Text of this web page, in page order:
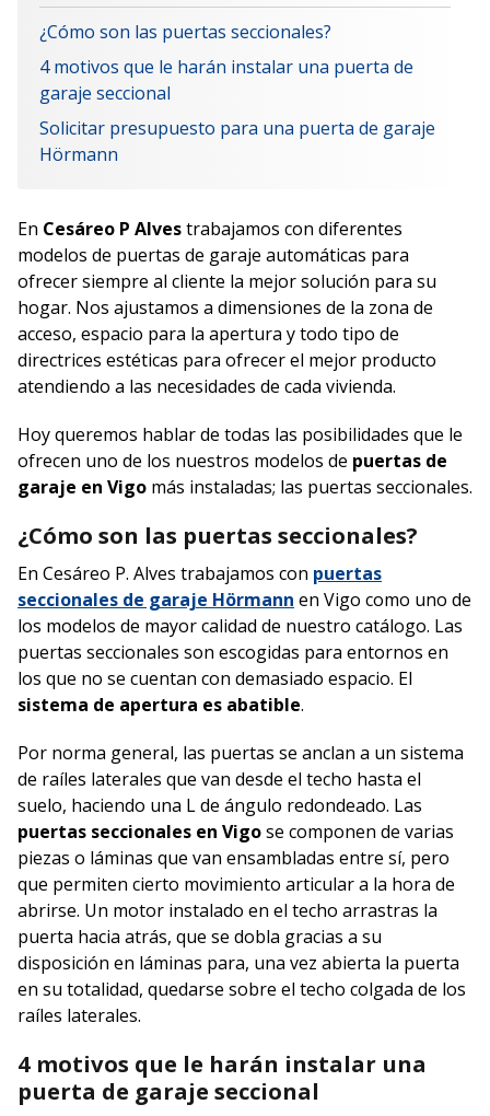
¿Cómo son las puertas seccionales?
4 motivos que le harán instalar una puerta de
garaje seccional
Solicitar presupuesto para una puerta de garaje
Hörmann
En Cesáreo P Alvestrabajamos con diferentes
modelos de puertas de garaje automáticas para
ofrecer siempre al cliente la mejor solución para su
hogar. Nos ajustamos a dimensiones de la zona de
acceso, espacio para la apertura y todo tipo de
directrices estéticas para ofrecer el mejor producto
atendiendo a las necesidades de cada vivienda.
Hoy queremos hablar de todas las posibilidades que le
ofrecen uno de los nuestros modelos de puertas de
garaje en Vigo más instaladas; las puertas seccionales.
¿Cómo son las puertas seccionales?
En Cesáreo P. Alves trabajamos con puertas
seccionales de garaje Hörmann en Vigo como uno de
los modelos de mayor calidad de nuestro catálogo. Las
puertas seccionales son escogidas para entornos en
los que no se cuentan con demasiado espacio. El
sistema de apertura es abatible.
Por norma general, las puertas se anclan a un sistema
de raíles laterales que van desde el techo hasta el
suelo, haciendo una L de ángulo redondeado. Las
puertas seccionales en Vigose componen de varias
piezas o láminas que van ensambladas entre sí, pero
que permiten cierto movimiento articular a la hora de
abrirse. Un motor instalado en el techo arrastras la
puerta hacia atrás, que se dobla gracias a su
disposición en láminas para, una vez abierta la puerta
en su totalidad, quedarse sobre el techo colgada de los
raíles laterales.
4 motivos que le harán instalar una
puerta de garaje seccional